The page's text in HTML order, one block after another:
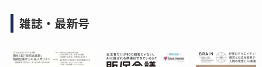
雑誌・最新号